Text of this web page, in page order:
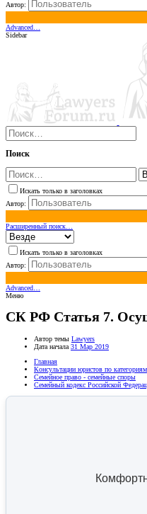
Автор:
Advanced…
Sidebar
Поиск
Искать только в заголовках
Автор:
Расширенный поиск…
Искать только в заголовках
Автор:
Advanced…
Меню
СК РФ Статья 7.
Автор темы Lawyers
Дата начала 31 Мар 2019
Главная
Консультации юристов по категориям
Семейное право - семейные споры
Семейный кодекс Российской